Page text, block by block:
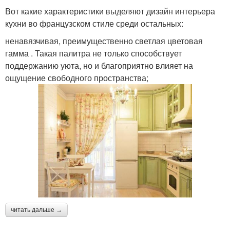
Вот какие характеристики выделяют дизайн интерьера
кухни во французском стиле среди остальных:
ненавязчивая, преимущественно светлая цветовая
гамма . Такая палитра не только способствует
поддержанию уюта, но и благоприятно влияет на
ощущение свободного пространства;
читать дальше →